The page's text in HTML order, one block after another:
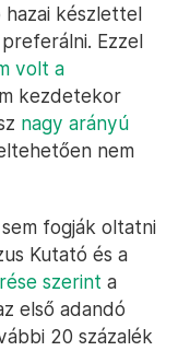
készlettel
Ezzel
volt a
kezdetekor
nagy arányú
nem
fogják oltatni
Kutató és a
szerint a
első adandó
20 százalék